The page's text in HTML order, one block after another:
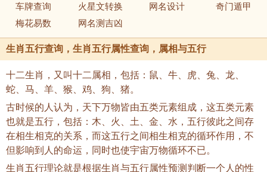
车牌查询
火星文转换 网名设计
奇门遁甲
梅花易数
网名测吉凶
生肖五行查询，生肖五行属性查询，属相与五行
十二生肖，又叫十二属相，包括：鼠、牛、虎、兔、龙、
蛇、马、羊、猴、鸡、狗、猪。
古时候的人认为，天下万物皆由五类元素组成，这五类元素
也就是五行，包括：木、火、土、金、水，五行彼此之间存
在相生相克的关系，而这五行之间相生相克的循环作用，不
但影响到人的命运，同时也使宇宙万物循环不已。
生肖五行理论就是根据生肖与五行属性预测判断一个人的性